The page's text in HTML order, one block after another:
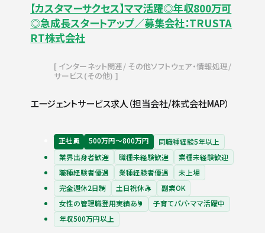
【カスタマーサクセス】ママ活躍◎年収800万可
◎急成長スタートアップ／募集会社：TRUSTA
RT株式会社
インターネット関連 その他ソフトウェア・情報処理
サービス(その他)
エージェントサービス求人（担当会社/株式会社MAP）
正社員 500万円〜800万円
同職種経験5年以上
業界出身者歓迎
職種未経験歓迎
業種未経験歓迎
職種経験者優遇
業種経験者優遇
未上場
完全週休2日制
土日祝休み
副業OK
女性の管理職登用実績あり
子育てパパ・ママ活躍中
年収500万円以上